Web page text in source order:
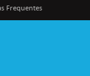
Frequentes